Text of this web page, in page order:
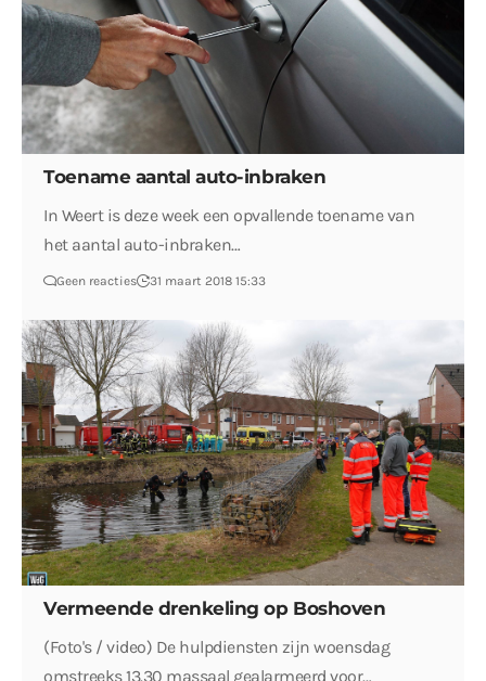
Toename aantal auto-inbraken
In Weert is deze week een opvallende toename van
het aantal auto-inbraken…
Geen reacties 31 maart 2018 15:33
Vermeende drenkeling op Boshoven
(Foto's / video) De hulpdiensten zijn woensdag
omstreeks 13.30 massaal gealarmeerd voor…